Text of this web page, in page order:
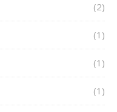
(2)
(1)
(1)
(1)